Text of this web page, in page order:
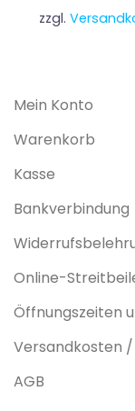
zzgl.
Mein Konto
Warenkorb
Kasse
Bankverbindung
Online-
Öffnungszeiten
Versandkosten
AGB